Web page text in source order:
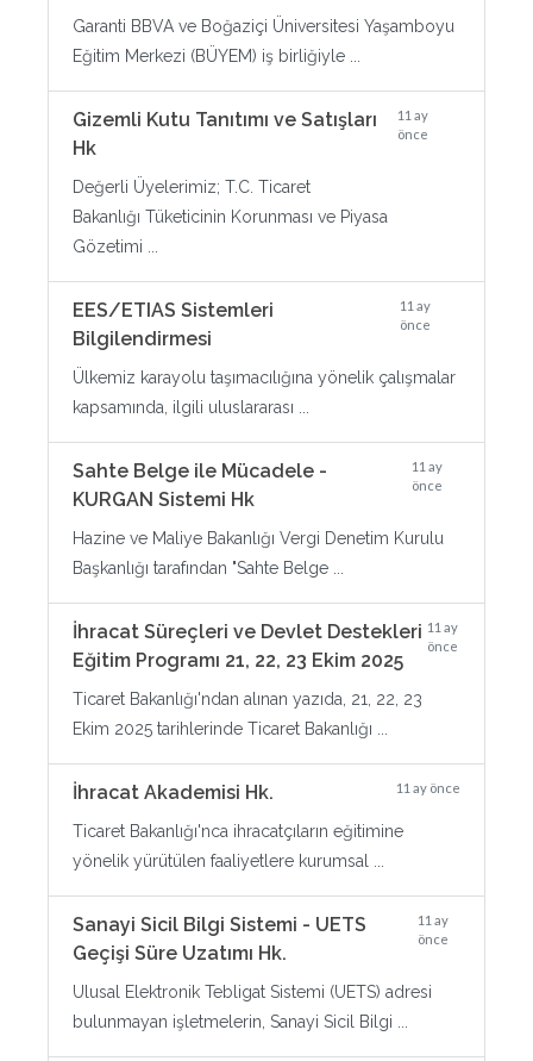
Garanti BBVA ve Boğaziçi Üniversitesi Yaşamboyu
Eğitim Merkezi (BÜYEM) iş birliğiyle ...
Gizemli Kutu Tanıtımı ve Satışları
Hk
11 ay
önce
Değerli Üyelerimiz; T.C. Ticaret
Bakanlığı Tüketicinin Korunması ve Piyasa
Gözetimi ...
EES/ETIAS Sistemleri
Bilgilendirmesi
11 ay
önce
Ülkemiz karayolu taşımacılığına yönelik çalışmalar
kapsamında, ilgili uluslararası ...
Sahte Belge ile Mücadele -
KURGAN Sistemi Hk
11 ay
önce
Hazine ve Maliye Bakanlığı Vergi Denetim Kurulu
Başkanlığı tarafından "Sahte Belge ...
İhracat Süreçleri ve Devlet Destekleri
Eğitim Programı 21, 22, 23 Ekim 2025
11 ay
önce
Ticaret Bakanlığı'ndan alınan yazıda, 21, 22, 23
Ekim 2025 tarihlerinde Ticaret Bakanlığı ...
İhracat Akademisi Hk. 11 ay önce
Ticaret Bakanlığı'nca ihracatçıların eğitimine
yönelik yürütülen faaliyetlere kurumsal ...
Sanayi Sicil Bilgi Sistemi - UETS
Geçişi Süre Uzatımı Hk.
11 ay
önce
Ulusal Elektronik Tebligat Sistemi (UETS) adresi
bulunmayan işletmelerin, Sanayi Sicil Bilgi ...